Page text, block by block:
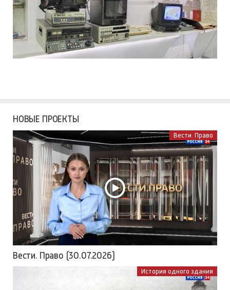
НОВЫЕ ПРОЕКТЫ
Вести. Право
Вести. Право (30.07.2026)
История одного здания